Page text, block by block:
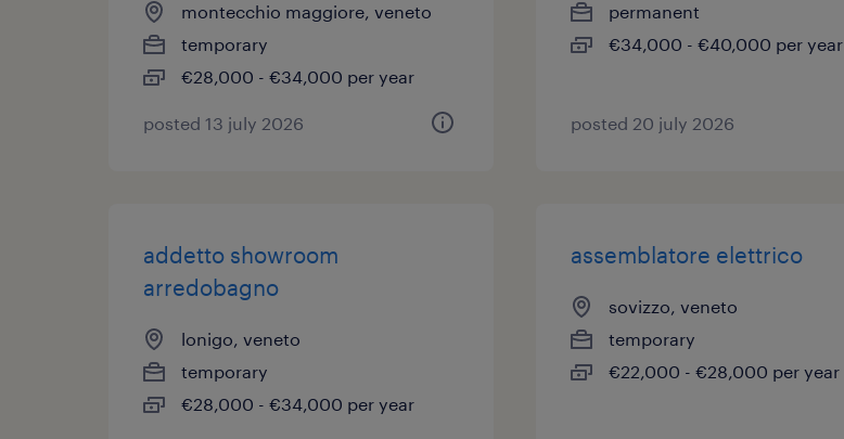
montecchio maggiore, veneto
temporary
€28,000 - €34,000 per year
posted 13 july 2026
permanent
€34,000 - €40,000 per year
posted 20 july 2026
addetto showroom
arredobagno
lonigo, veneto
temporary
€28,000 - €34,000 per year
assemblatore elettrico
sovizzo, veneto
temporary
€22,000 - €28,000 per year